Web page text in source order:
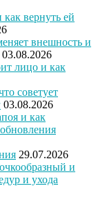
как вернуть ей
внешность и
03.08.2026
лицо и как
советует
03.08.2026
и как
29.07.2026
и
и ухода